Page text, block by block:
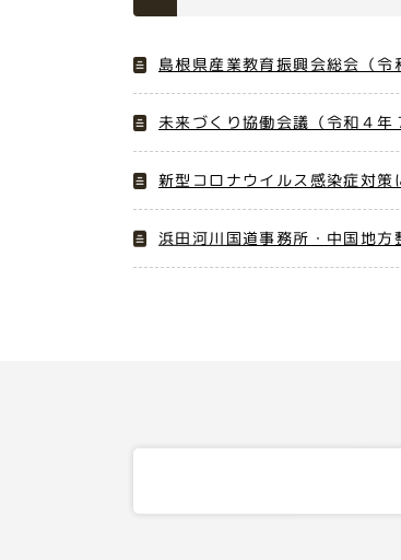
島根県産業教育振興会総会（令
未来づくり協働会議（令和４年
新型コロナウイルス感染症対策
浜田河川国道事務所・中国地方